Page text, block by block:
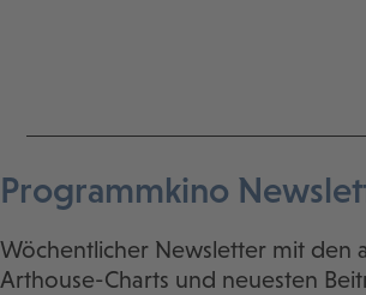
Programmkino
Wöchentlicher Newsletter mit den
Arthouse-Charts und neuesten